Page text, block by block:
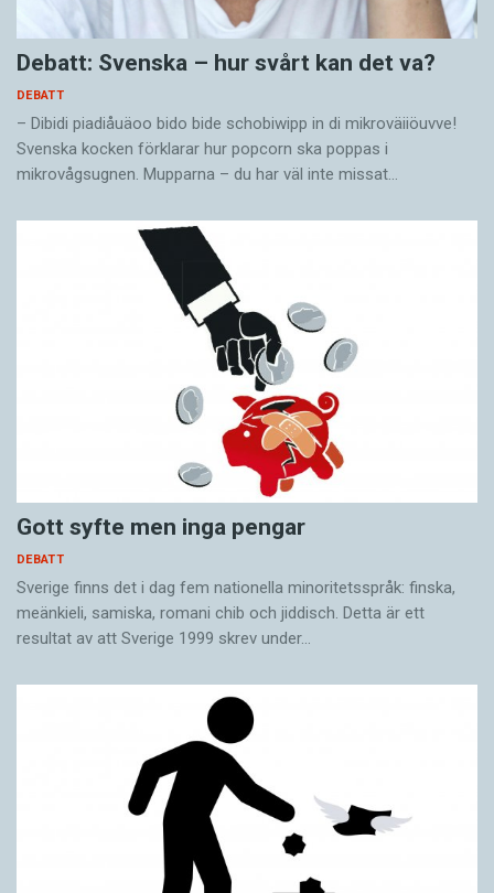
Debatt: Svenska – hur svårt kan det va?
DEBATT
– Dibidi piadiåuäoo bido bide schobiwipp in di mikroväiiöuvve!
Svenska kocken förklarar hur popcorn ska poppas i
mikrovågsugnen. Mupparna – du har väl inte missat…
Gott syfte men inga pengar
DEBATT
Sverige finns det i dag fem nationella minoritetsspråk: finska,
meänkieli, samiska, romani chib och jiddisch. Detta är ett
resultat av att Sverige 1999 skrev under…